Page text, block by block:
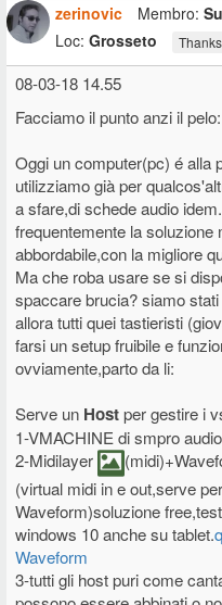
zerinovic Membro:
Loc: Grosseto
08-03-18 14.55
Facciamo il punto anzi il pelo:
Oggi un computer(pc) é alla
utilizziamo già per
a sfare,di schede audio
frequentemente la
abbordabile,con la migliore
Ma che roba usare se si
spaccare brucia? siamo
allora tutti quei tastieristi
farsi un setup fruibile e
ovviamente,parto da li:
Serve un Hostper gestire i
1-VMACHINE di smpro
2-Midilayer
(virtual midi in e out,serve
Waveform)soluzione
windows 10 anche su tablet.
Waveform
3-tutti gli host puri come